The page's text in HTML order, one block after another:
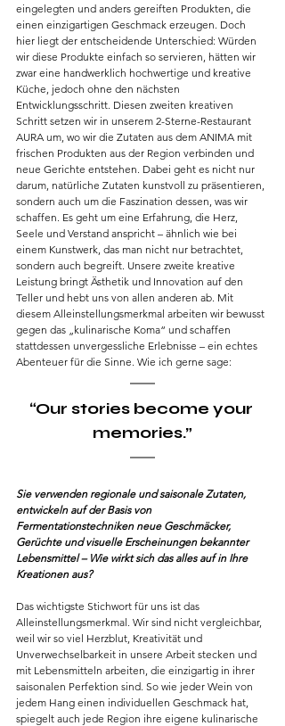
eingelegten und anders gereiften Produkten, die
einen einzigartigen Geschmack erzeugen. Doch
hier liegt der entscheidende Unterschied: Würden
wir diese Produkte einfach so servieren, hätten wir
zwar eine handwerklich hochwertige und kreative
Küche, jedoch ohne den nächsten
Entwicklungsschritt. Diesen zweiten kreativen
Schritt setzen wir in unserem 2-Sterne-Restaurant
AURA um, wo wir die Zutaten aus dem ANIMA mit
frischen Produkten aus der Region verbinden und
neue Gerichte entstehen. Dabei geht es nicht nur
darum, natürliche Zutaten kunstvoll zu präsentieren,
sondern auch um die Faszination dessen, was wir
schaffen. Es geht um eine Erfahrung, die Herz,
Seele und Verstand anspricht – ähnlich wie bei
einem Kunstwerk, das man nicht nur betrachtet,
sondern auch begreift. Unsere zweite kreative
Leistung bringt Ästhetik und Innovation auf den
Teller und hebt uns von allen anderen ab. Mit
diesem Alleinstellungsmerkmal arbeiten wir bewusst
gegen das „kulinarische Koma“ und schaffen
stattdessen unvergessliche Erlebnisse – ein echtes
Abenteuer für die Sinne. Wie ich gerne sage:
“Our stories become your
memories.”
Sie verwenden regionale und saisonale Zutaten,
entwickeln auf der Basis von
Fermentationstechniken neue Geschmäcker,
Gerüchte und visuelle Erscheinungen bekannter
Lebensmittel – Wie wirkt sich das alles auf in Ihre
Kreationen aus?
Das wichtigste Stichwort für uns ist das
Alleinstellungsmerkmal. Wir sind nicht vergleichbar,
weil wir so viel Herzblut, Kreativität und
Unverwechselbarkeit in unsere Arbeit stecken und
mit Lebensmitteln arbeiten, die einzigartig in ihrer
saisonalen Perfektion sind. So wie jeder Wein von
jedem Hang einen individuellen Geschmack hat,
spiegelt auch jede Region ihre eigene kulinarische